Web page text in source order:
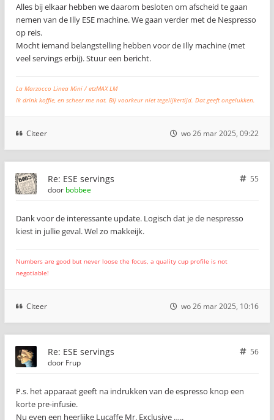
Alles bij elkaar hebben we daarom besloten om afscheid te gaan
nemen van de Illy ESE machine. We gaan verder met de Nespresso
op reis.
Mocht iemand belangstelling hebben voor de Illy machine (met
veel servings erbij). Stuur een bericht.
La Marzocco Linea Mini / etzMAX LM
Ik drink koffie, en scheer me nat. Bij voorkeur niet tegelijkertijd. Dat geeft ongelukken.
Citeer wo 26 mar 2025, 09:22
Re: ESE servings
55
door bobbee
Dank voor de interessante update. Logisch dat je de nespresso
kiest in jullie geval. Wel zo makkeijk.
Numbers are good but never loose the focus, a quality cup profile is not
negotiable!
Citeer wo 26 mar 2025, 10:16
Re: ESE servings
56
door Frup
P.s. het apparaat geeft na indrukken van de espresso knop een
korte pre-infusie.
Nu even een heerlijke Lucaffe Mr. Exclusive …..